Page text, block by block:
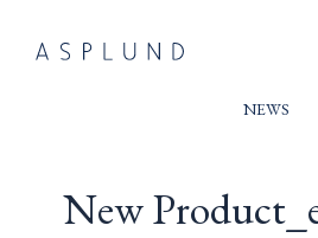
BUSINESS
COMPANY
NEWS
New